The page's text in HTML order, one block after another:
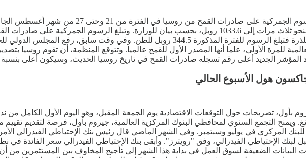
روبل للطن؛ وهو أدنى مستوى منذ العام 2021، أما للذرة فتبلغ الرسوم للفترة المذكورة
هول الأسبوع الحالي
بأول، تصريحات حول التوقعات الاقتصادية يوم الجمعة المقبل، وهو اليوم الأول الكامل من
ويمنح التجمع السنوي لمحافظي البنوك المركزية العالمية، جيروم بأول، فرصة لتقديم
المركزي في يوليو وسبتمبر. وفي الشهر الماضي قال رئيس بنك الإحتياطي الفيدرالي
الضعيفة لسوق العمل في بداية هذا الشهر إلى تأجيج المخاوف بين المستثمرين من